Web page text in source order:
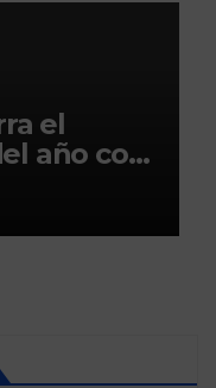
el
año con